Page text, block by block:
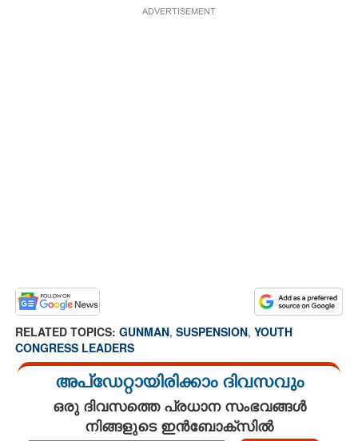
ADVERTISEMENT
RELATED TOPICS: GUNMAN, SUSPENSION, YOUTH
CONGRESS LEADERS
അപ്ഡേറ്റായിരിക്കാം ദിവസവും
ഒരു ദിവസത്തെ പ്രധാന സംഭവങ്ങൾ
നിങ്ങളുടെ ഇൻബോക്സിൽ